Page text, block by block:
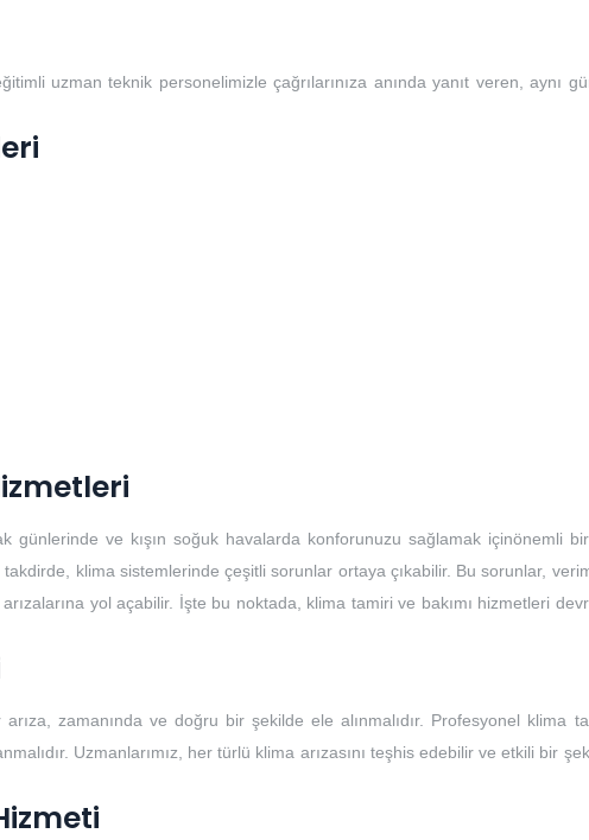
uzman teknik personelimizle çağrılarınıza anında yanıt veren, aynı
günlerinde ve kışın soğuk havalarda konforunuzu sağlamak içinönemli
takdirde, klima sistemlerinde çeşitli sorunlar ortaya çıkabilir. Bu sorunlar,
yol açabilir. İşte bu noktada, klima tamiri ve bakımı hizmetleri
zamanında ve doğru bir şekilde ele alınmalıdır. Profesyonel klima
Uzmanlarımız, her türlü klima arızasını teşhis edebilir ve etkili bir